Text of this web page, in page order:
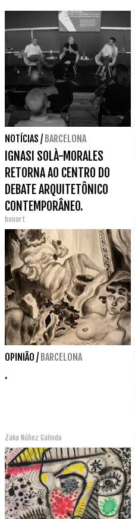
NOTÍCIAS / BARCELONA
IGNASI SOLÀ-MORALES
RETORNA AO CENTRO DO
DEBATE ARQUITETÔNICO
CONTEMPORÂNEO.
bonart
OPINIÃO / BARCELONA
.
Zaka Núñez Galindo